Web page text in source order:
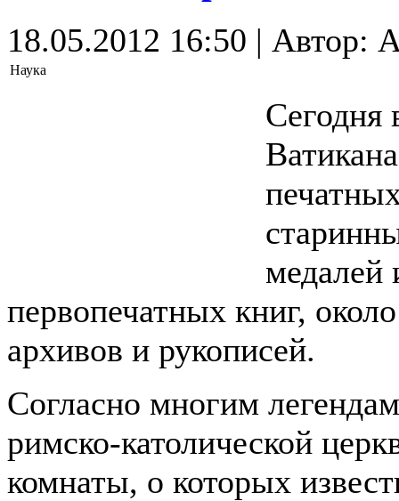
18.05.2012 16:50 | Автор:
Наука
Сегодня
медалей
первопечатных книг,
архивов и рукописей.
Согласно многим
римско-католической
комнаты, о которых